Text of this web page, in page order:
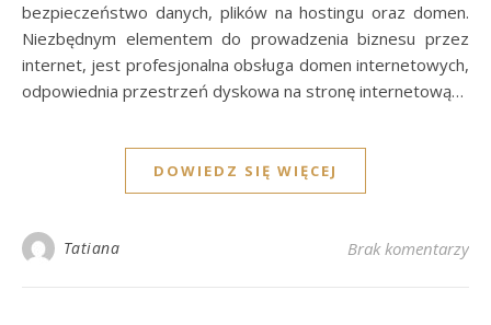
bezpieczeństwo danych, plików na hostingu oraz domen.
Niezbędnym elementem do prowadzenia biznesu przez
internet, jest profesjonalna obsługa domen internetowych,
odpowiednia przestrzeń dyskowa na stronę internetową…
DOWIEDZ SIĘ WIĘCEJ
Tatiana Brak komentarzy